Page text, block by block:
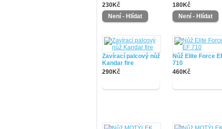
230Kč
180Kč
Zavírací palcový nůž
Kandar fire
290Kč
Nůž Elite Force
710
460Kč